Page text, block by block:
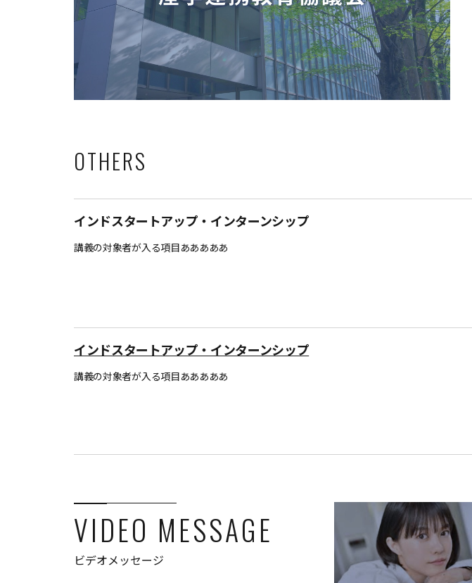
OTHERS
インドスタートアップ・インターンシップ
講義の対象者が入る項目あああああ
インドスタートアップ・インターンシップ
講義の対象者が入る項目あああああ
VIDEO MESSAGE
ビデオメッセージ